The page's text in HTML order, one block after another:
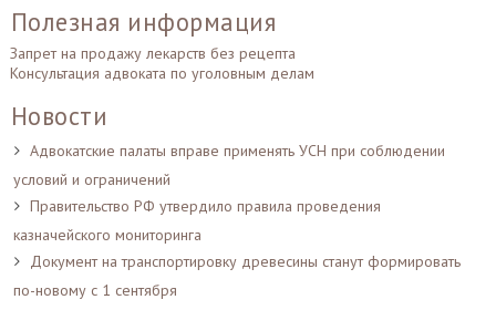
Полезная информация
Запрет на продажу лекарств без рецепта
Консультация адвоката по уголовным делам
Новости
Адвокатские палаты вправе применять УСН при соблюдении
условий и ограничений
Правительство РФ утвердило правила проведения
казначейского мониторинга
Документ на транспортировку древесины станут формировать
по-новому с 1 сентября